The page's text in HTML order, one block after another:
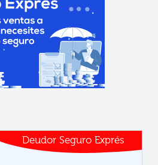
Deudor Seguro Exprés